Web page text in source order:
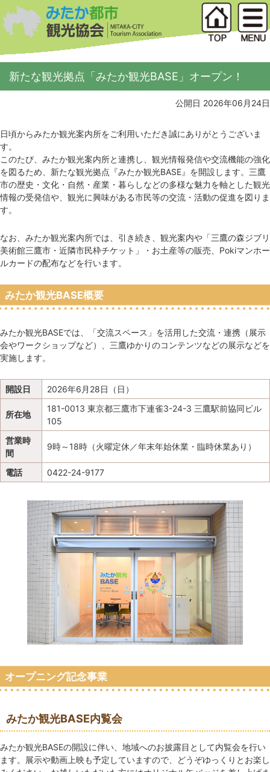
新たな観光拠点「みたか観光BASE」オープン！
公開日 2026年06月24日
日頃からみたか観光案内所をご利用いただき誠にありがとうございま
す。
このたび、みたか観光案内所と連携し、観光情報発信や交流機能の強化
を図るため、新たな観光拠点『みたか観光BASE』を開設します。三鷹
市の歴史・文化・自然・産業・暮らしなどの多様な魅力を軸とした観光
情報の受発信や、観光に興味がある市民等の交流・活動の促進を図りま
す。
なお、みたか観光案内所では、引き続き、観光案内や「三鷹の森ジブリ
美術館三鷹市・近隣市民枠チケット」・お土産等の販売、Pokiマンホー
ルカードの配布などを行います。
みたか観光BASE概要
みたか観光BASEでは、「交流スペース」を活用した交流・連携（展示
会やワークショップなど）、三鷹ゆかりのコンテンツなどの展示などを
実施します。
開設日 2026年6月28日（日）
所在地
181-0013 東京都三鷹市下連雀3-24-3 三鷹駅前協同ビル
105
営業時
間
9時～18時（火曜定休／年末年始休業・臨時休業あり）
電話 0422-24-9177
オープニング記念事業
みたか観光BASE内覧会
みたか観光BASEの開設に伴い、地域へのお披露目として内覧会を行い
ます。展示や動画上映も予定していますので、どうぞゆっくりとお楽し